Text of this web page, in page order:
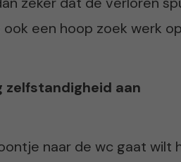
een hoop zoek werk
zelfstandigheid aan
naar de wc gaat wilt